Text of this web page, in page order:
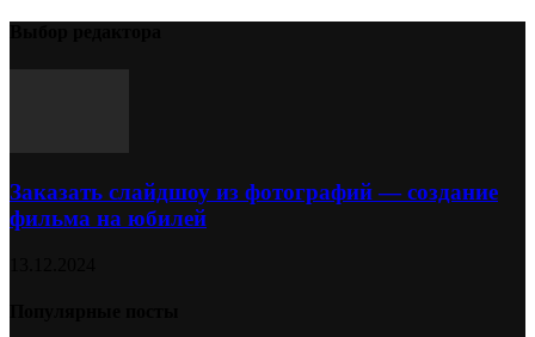
Заказать слайдшоу из фотографий — создание
фильма на юбилей